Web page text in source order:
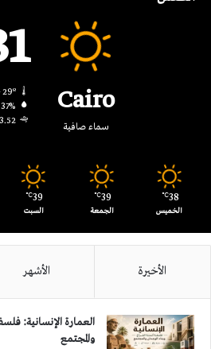
Cairo
سماء صافية
37%
3.52 كيلومتر/ساعة
38
℃
الخميس
39
℃
الجمعة
39
℃
السبت
الأخيرة الأشهر
العمارة الإنسانية:
والمجتمع